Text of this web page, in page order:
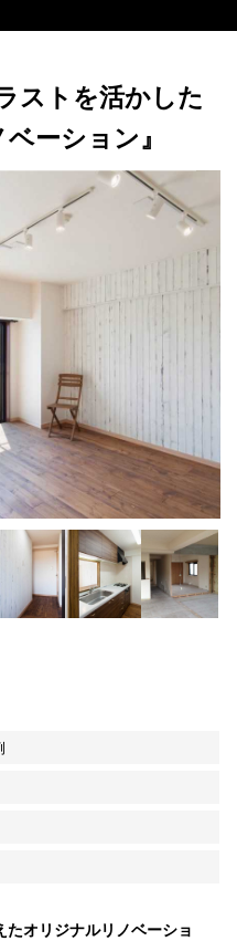
ストを活かした
ーション』
オリジナルリノベーショ